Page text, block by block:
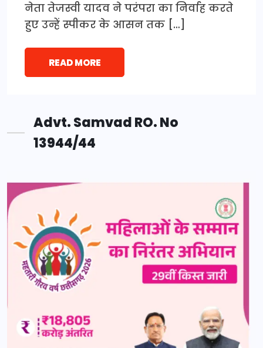
नेता तेजस्वी यादव ने परंपरा का निर्वाह करते
हुए उन्हें स्पीकर के आसन तक […]
READ MORE
Advt. Samvad RO. No
13944/44